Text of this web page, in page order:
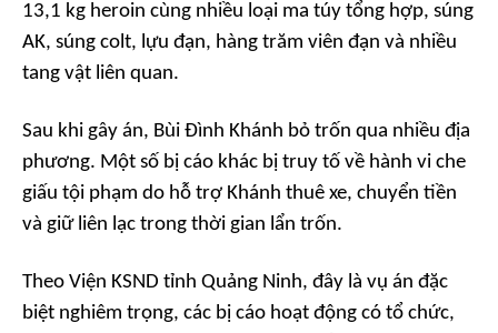
13,1 kg heroin cùng nhiều loại ma túy tổng hợp, súng
AK, súng colt, lựu đạn, hàng trăm viên đạn và nhiều
tang vật liên quan.
Sau khi gây án, Bùi Đình Khánh bỏ trốn qua nhiều địa
phương. Một số bị cáo khác bị truy tố về hành vi che
giấu tội phạm do hỗ trợ Khánh thuê xe, chuyển tiền
và giữ liên lạc trong thời gian lẩn trốn.
Theo Viện KSND tỉnh Quảng Ninh, đây là vụ án đặc
biệt nghiêm trọng, các bị cáo hoạt động có tổ chức,